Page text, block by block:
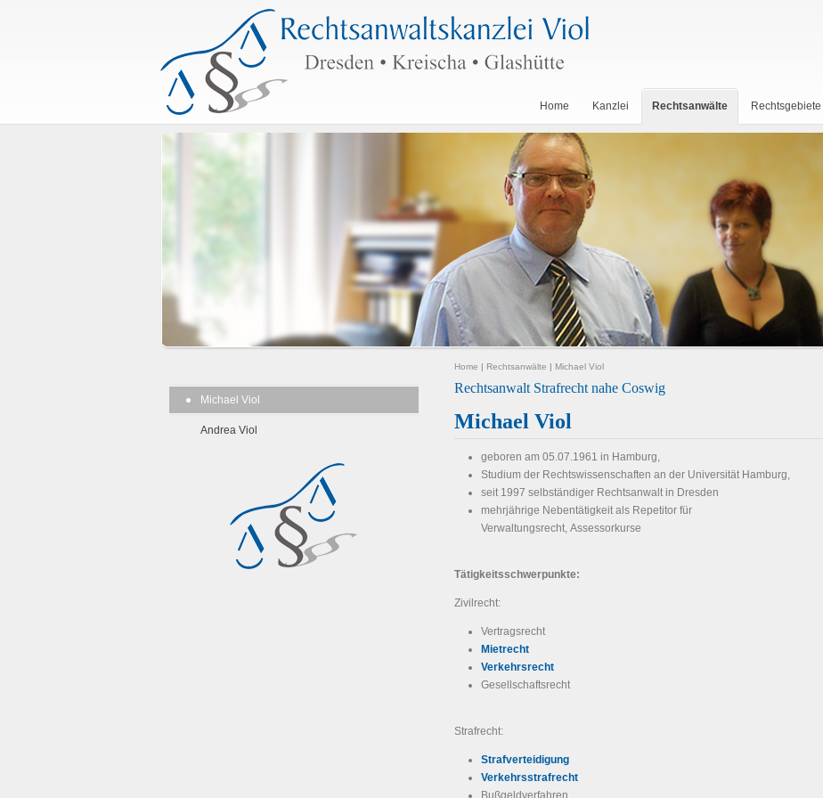
Home Kanzlei Rechtsanwälte Rechtsgebiete
Michael Viol
Andrea Viol
Home | Rechtsanwälte | Michael Viol
Rechtsanwalt Strafrecht nahe Coswig
Michael Viol
geboren am 05.07.1961 in Hamburg,
Studium der Rechtswissenschaften an der Universität Hamburg,
seit 1997 selbständiger Rechtsanwalt in Dresden
mehrjährige Nebentätigkeit als Repetitor für
Verwaltungsrecht, Assessorkurse
Tätigkeitsschwerpunkte:
Zivilrecht:
Vertragsrecht
Mietrecht
Verkehrsrecht
Gesellschaftsrecht
Strafrecht:
Strafverteidigung
Verkehrsstrafrecht
Bußgeldverfahren